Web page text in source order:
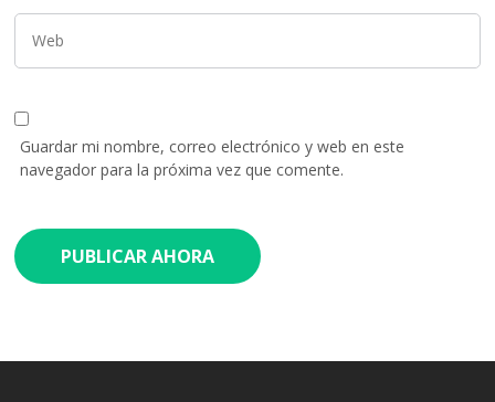
Guardar mi nombre, correo electrónico y web en este
navegador para la próxima vez que comente.